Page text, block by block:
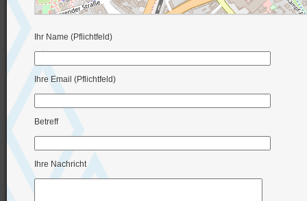
Ihr Name (Pflichtfeld)
Ihre Email (Pflichtfeld)
Betreff
Ihre Nachricht